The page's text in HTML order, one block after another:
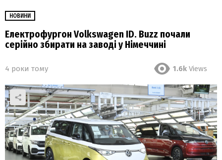
НОВИНИ
Електрофургон Volkswagen ID. Buzz почали
серійно збирати на заводі у Німеччині
4 роки тому 1.6k Views